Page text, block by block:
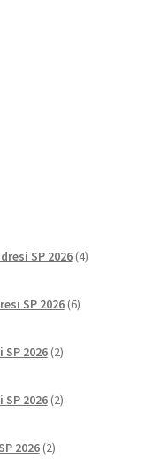
SP 2026 4izdelki
SP 2026 6izdelkov
2026 2izdelka
2026 2izdelka
2026 2izdelka